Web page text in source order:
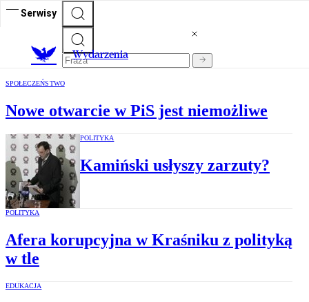
Serwisy
Wydarzenia
SPOŁECZEŃSTWO
Nowe otwarcie w PiS jest niemożliwe
POLITYKA
Kamiński usłyszy zarzuty?
POLITYKA
Afera korupcyjna w Kraśniku z polityką
w tle
EDUKACJA